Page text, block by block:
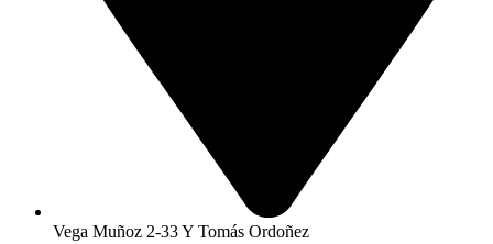
Vega Muñoz 2-33 Y Tomás Ordoñez